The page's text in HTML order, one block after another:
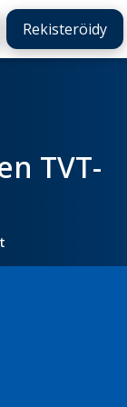
Rekisteröidy
TVT-